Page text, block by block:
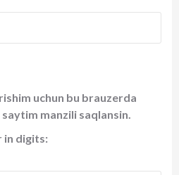
uchun bu brauzerda
manzili saqlansin.
in digits: